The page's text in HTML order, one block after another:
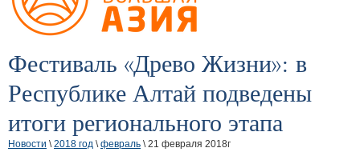
Фестиваль «Древо Жизни»: в
Республике Алтай подведены
итоги регионального этапа
Новости \2018 год \февраль \ 21 февраля 2018г